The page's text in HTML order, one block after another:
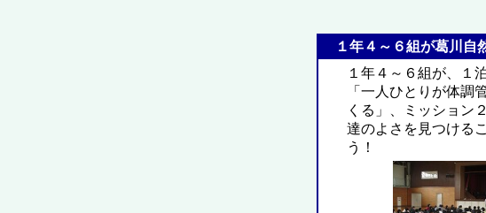
１年４～６組が葛川
１年４～６組が、１
「一人ひとりが体調
くる」、ミッション
達のよさを見つける
う！